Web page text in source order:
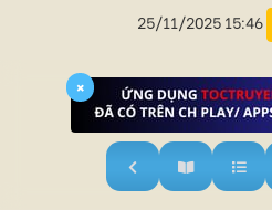
25/11/2025 15:46
×